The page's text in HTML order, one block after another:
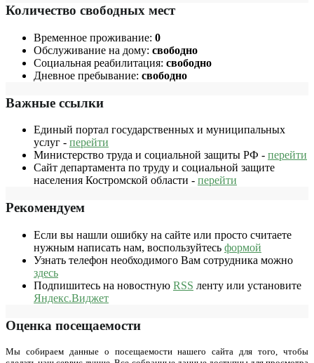
Количество свободных мест
Временное проживание: 0
Обслуживание на дому: свободно
Социальная реабилитация: свободно
Дневное пребывание: свободно
Важные ссылки
Единый портал государственных и муниципальных
услуг - перейти
Министерство труда и социальной защиты РФ - перейти
Сайт департамента по труду и социальной защите
населения Костромской области - перейти
Рекомендуем
Если вы нашли ошибку на сайте или просто считаете
нужным написать нам, воспользуйтесь формой
Узнать телефон необходимого Вам сотрудника можно
здесь
Подпишитесь на новостную RSS ленту или установите
Яндекс.Виджет
Оценка посещаемости
Мы собираем данные о посещаемости нашего сайта для того, чтобы